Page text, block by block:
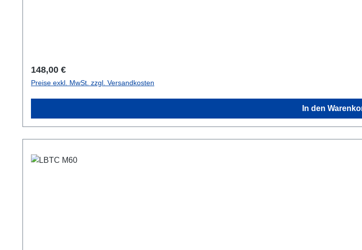
Regulärer Preis:
148,00 €
Preise exkl. MwSt. zzgl. Versandkosten
In den